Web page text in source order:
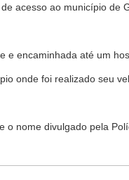
acesso ao município de
e encaminhada até um
onde foi realizado seu
o nome divulgado pela